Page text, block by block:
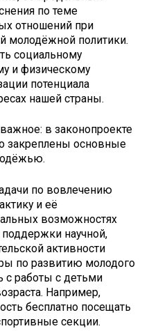
по теме
отношений при
молодёжной политики.
социальному
и физическому
потенциала
нашей страны.
в законопроекте
закреплены основные
по вовлечению
и её
возможностях
научной,
активности
по развитию молодого
с работы с детьми
Например,
бесплатно посещать
секции.